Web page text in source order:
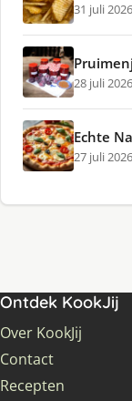
31 juli 2026
28 juli 2026
Echte
27 juli 2026
Ontdek KookJij
Over KookJij
Contact
Recepten